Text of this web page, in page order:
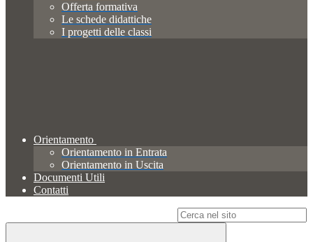
Offerta formativa
Le schede didattiche
I progetti delle classi
Orientamento
Orientamento in Entrata
Orientamento in Uscita
Documenti Utili
Contatti